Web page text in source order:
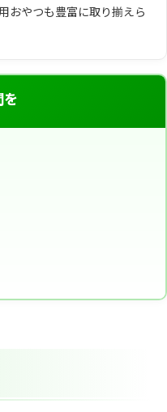
おやつも豊富に取り揃えら
を